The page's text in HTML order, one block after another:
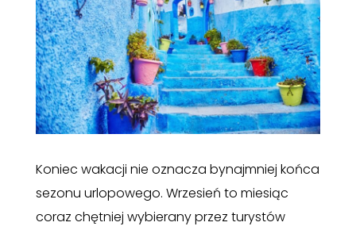
Koniec wakacji nie oznacza bynajmniej końca
sezonu urlopowego. Wrzesień to miesiąc
coraz chętniej wybierany przez turystów